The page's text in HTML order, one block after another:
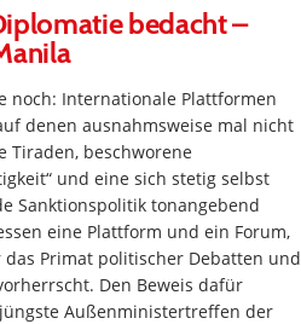
bedacht –
noch: Internationale Plattformen
denen ausnahmsweise mal nicht
Tiraden, beschworene
und eine sich stetig selbst
Sanktionspolitik tonangebend
eine Plattform und ein Forum,
das Primat politischer Debatten und
Den Beweis dafür
Außenministertreffen der